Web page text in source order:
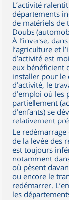
L’activité
départements
de matériels de
Doubs
À l’inverse,
l’agriculture et
d’activité est
eux bénéficient
installer pour le
d’activité, le
d’emploi où les
partiellement
d’enfants) se
relativement
Le
de la levée des
est toujours
notamment
où pèsent
ou encore le
redémarrer.
les